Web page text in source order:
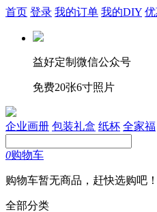
首页 登录 我的订单 我的DIY
益好定制微信公众号
免费20张6寸照片
企业画册 包装礼盒 纸杯 全家福
0购物车
购物车暂无商品，赶快选购吧！
全部分类